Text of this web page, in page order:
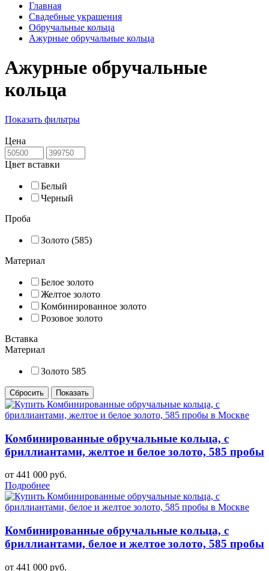
Главная
Свадебные украшения
Обручальные кольца
Ажурные обручальные кольца
Ажурные обручальные
кольца
Показать фильтры
Цена
Цвет вставки
Белый
Черный
Проба
Золото (585)
Материал
Белое золото
Желтое золото
Комбинированное золото
Розовое золото
Вставка
Материал
Золото 585
Комбинированные обручальные кольца, с
бриллиантами, желтое и белое золото, 585 пробы
от 441 000 руб.
Подробнее
Комбинированные обручальные кольца, с
бриллиантами, белое и желтое золото, 585 пробы
от 441 000 руб.